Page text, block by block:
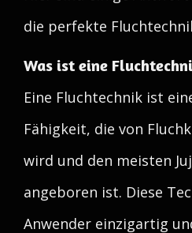
die perfekte
Was ist eine
Eine Fluchtechnik ist
Fähigkeit, die von
wird und den meisten
angeboren ist. Diese
Anwender einzigartig